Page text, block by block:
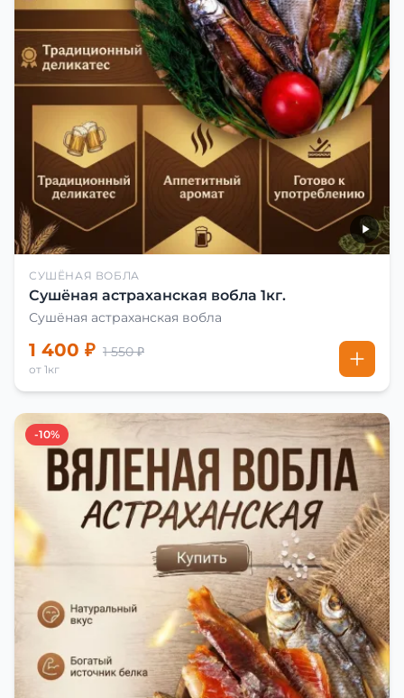
СУШЁНАЯ ВОБЛА
Сушёная астраханская вобла 1кг.
Сушёная астраханская вобла
1 400 ₽ 1 550 ₽
от 1кг
-10%